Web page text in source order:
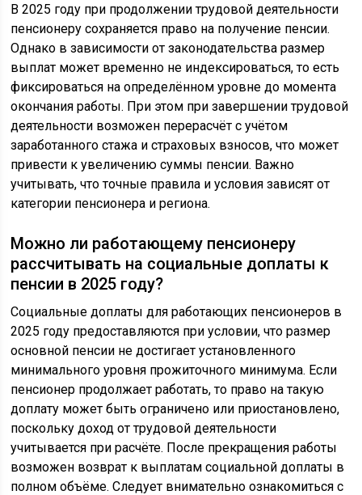
В 2025 году при продолжении трудовой деятельности
пенсионеру сохраняется право на получение пенсии.
Однако в зависимости от законодательства размер
выплат может временно не индексироваться, то есть
фиксироваться на определённом уровне до момента
окончания работы. При этом при завершении трудовой
деятельности возможен перерасчёт с учётом
заработанного стажа и страховых взносов, что может
привести к увеличению суммы пенсии. Важно
учитывать, что точные правила и условия зависят от
категории пенсионера и региона.
Можно ли работающему пенсионеру
рассчитывать на социальные доплаты к
пенсии в 2025 году?
Социальные доплаты для работающих пенсионеров в
2025 году предоставляются при условии, что размер
основной пенсии не достигает установленного
минимального уровня прожиточного минимума. Если
пенсионер продолжает работать, то право на такую
доплату может быть ограничено или приостановлено,
поскольку доход от трудовой деятельности
учитывается при расчёте. После прекращения работы
возможен возврат к выплатам социальной доплаты в
полном объёме. Следует внимательно ознакомиться с